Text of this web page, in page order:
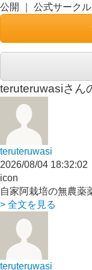
公開 公式サークル
teruteruwasiさん
teruteruwasi
2026/08/04 18:32:02
icon
自家阿栽培の無農薬
> 全文を見る
teruteruwasi